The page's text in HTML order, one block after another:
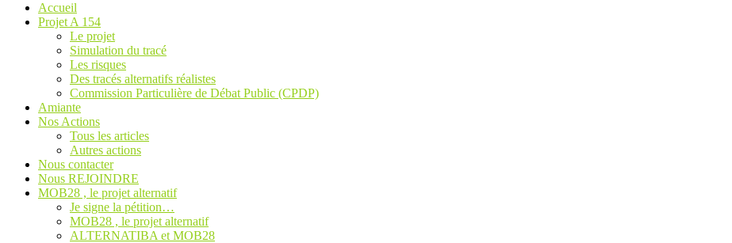
Accueil
Projet A 154
Le projet
Simulation du tracé
Les risques
Des tracés alternatifs réalistes
Commission Particulière de Débat Public (CPDP)
Amiante
Nos Actions
Tous les articles
Autres actions
Nous contacter
Nous REJOINDRE
MOB28 , le projet alternatif
Je signe la pétition…
MOB28 , le projet alternatif
ALTERNATIBA et MOB28